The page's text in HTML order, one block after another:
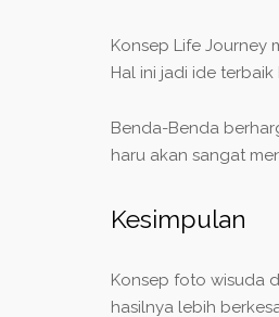
Konsep Life Journey
Hal ini jadi ide
Benda-Benda
haru akan sangat
Kesimpulan
Konsep foto wisuda
hasilnya lebih